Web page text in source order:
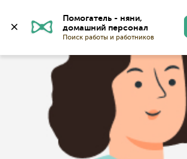
Помогатель - няни,
Поиск работы и работников